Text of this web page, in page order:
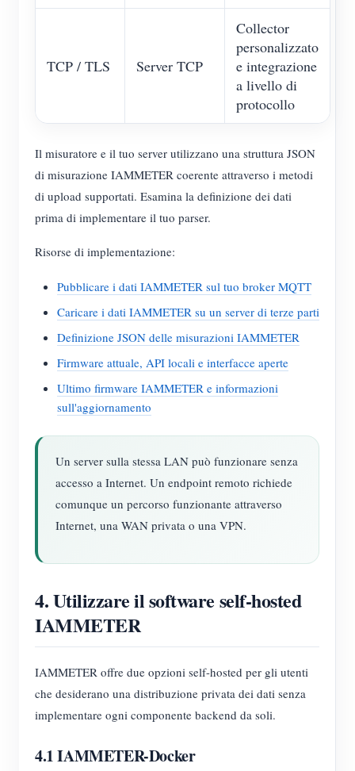
TCP / TLS Server TCP
Collector
personalizzato
e integrazione
a livello di
protocollo
Il misuratore e il tuo server utilizzano una struttura JSON
di misurazione IAMMETER coerente attraverso i metodi
di upload supportati. Esamina la definizione dei dati
prima di implementare il tuo parser.
Risorse di implementazione:
Pubblicare i dati IAMMETER sul tuo broker MQTT
Caricare i dati IAMMETER su un server di terze parti
Definizione JSON delle misurazioni IAMMETER
Firmware attuale, API locali e interfacce aperte
Ultimo firmware IAMMETER e informazioni
sull'aggiornamento
Un server sulla stessa LAN può funzionare senza
accesso a Internet. Un endpoint remoto richiede
comunque un percorso funzionante attraverso
Internet, una WAN privata o una VPN.
4. Utilizzare il software self-hosted
IAMMETER
IAMMETER offre due opzioni self-hosted per gli utenti
che desiderano una distribuzione privata dei dati senza
implementare ogni componente backend da soli.
4.1 IAMMETER-Docker